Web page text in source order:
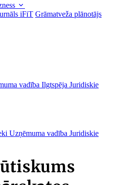
iFiT Grāmatveža plānotājs
vadība Ilgtspēja Juridiskie
Uzņēmuma vadība Juridiskie